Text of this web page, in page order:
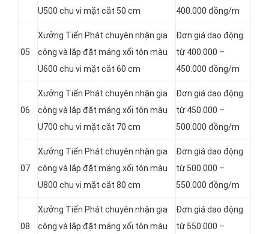
U500 chu vi mặt cắt 50 cm
400.000 đồng/m
05
Xưởng Tiến Phát chuyên nhận gia
công và lắp đặt máng xối tôn màu
U600 chu vi mặt cắt 60 cm
Đơn giá dao động
từ 400.000 –
450.000 đồng/m
06
Xưởng Tiến Phát chuyên nhận gia
công và lắp đặt máng xối tôn màu
U700 chu vi mặt cắt 70 cm
Đơn giá dao động
từ 450.000 –
500.000 đồng/m
07
Xưởng Tiến Phát chuyên nhận gia
công và lắp đặt máng xối tôn màu
U800 chu vi mặt cắt 80 cm
Đơn giá dao động
từ 500.000 –
550.000 đồng/m
08
Xưởng Tiến Phát chuyên nhận gia
công và lắp đặt máng xối tôn màu
Đơn giá dao động
từ 550.000 –